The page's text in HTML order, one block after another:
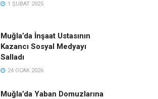
1 ŞUBAT 2025
Muğla’da İnşaat Ustasının
Kazancı Sosyal Medyayı
Salladı
24 OCAK 2026
Muğla’da Yaban Domuzlarına